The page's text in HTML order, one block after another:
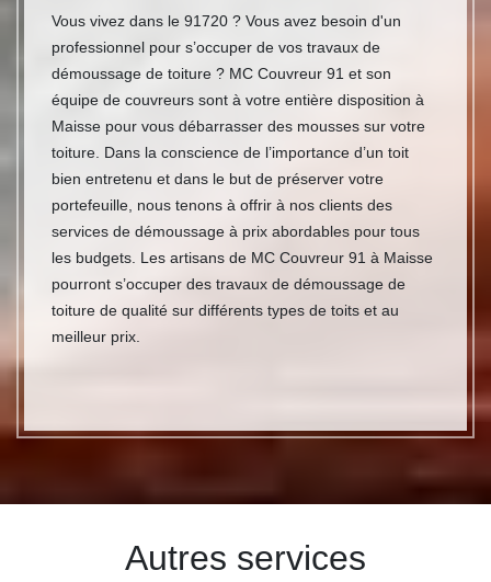
Vous vivez dans le 91720 ? Vous avez besoin d'un
professionnel pour s’occuper de vos travaux de
démoussage de toiture ? MC Couvreur 91 et son
équipe de couvreurs sont à votre entière disposition à
Maisse pour vous débarrasser des mousses sur votre
toiture. Dans la conscience de l’importance d’un toit
bien entretenu et dans le but de préserver votre
portefeuille, nous tenons à offrir à nos clients des
services de démoussage à prix abordables pour tous
les budgets. Les artisans de MC Couvreur 91 à Maisse
pourront s’occuper des travaux de démoussage de
toiture de qualité sur différents types de toits et au
meilleur prix.
Autres services